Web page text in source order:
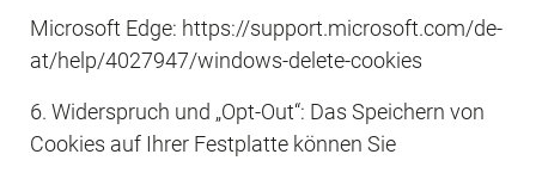
Microsoft Edge: https://support.microsoft.com/de-
at/help/4027947/windows-delete-cookies
6. Widerspruch und „Opt-Out“: Das Speichern von
Cookies auf Ihrer Festplatte können Sie